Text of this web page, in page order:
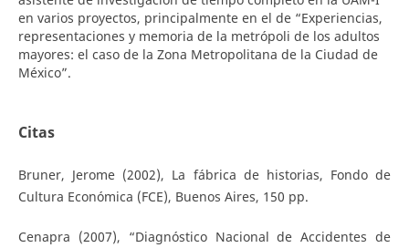
en varios proyectos, principalmente en el de “Experiencias,
representaciones y memoria de la metrópoli de los adultos
mayores: el caso de la Zona Metropolitana de la Ciudad de
México”.
Citas
Bruner, Jerome (2002), La fábrica de historias, Fondo de
Cultura Económica (FCE), Buenos Aires, 150 pp.
Cenapra (2007), “Diagnóstico Nacional de Accidentes de